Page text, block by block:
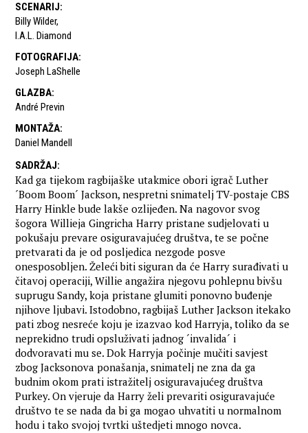
SCENARIJ:
Billy Wilder,
I.A.L. Diamond
FOTOGRAFIJA:
Joseph LaShelle
GLAZBA:
André Previn
MONTAŽA:
Daniel Mandell
SADRŽAJ:
Kad ga tijekom ragbijaške utakmice obori igrač Luther
´Boom Boom´ Jackson, nespretni snimatelj TV-postaje CBS
Harry Hinkle bude lakše ozlijeđen. Na nagovor svog
šogora Willieja Gingricha Harry pristane sudjelovati u
pokušaju prevare osiguravajućeg društva, te se počne
pretvarati da je od posljedica nezgode posve
onesposobljen. Želeći biti siguran da će Harry surađivati u
čitavoj operaciji, Willie angažira njegovu pohlepnu bivšu
suprugu Sandy, koja pristane glumiti ponovno buđenje
njihove ljubavi. Istodobno, ragbijaš Luther Jackson itekako
pati zbog nesreće koju je izazvao kod Harryja, toliko da se
neprekidno trudi opsluživati jadnog ´invalida´ i
dodvoravati mu se. Dok Harryja počinje mučiti savjest
zbog Jacksonova ponašanja, snimatelj ne zna da ga
budnim okom prati istražitelj osiguravajućeg društva
Purkey. On vjeruje da Harry želi prevariti osiguravajuće
društvo te se nada da bi ga mogao uhvatiti u normalnom
hodu i tako svojoj tvrtki uštedjeti mnogo novca.